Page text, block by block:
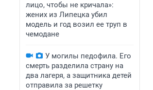
лицо, чтобы не кричала»:
жених из Липецка убил
модель и год возил ее труп в
чемодане
У могилы педофила. Его
смерть разделила страну на
два лагеря, а защитника детей
отправила за решетку